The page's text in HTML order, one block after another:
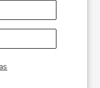
Frecuentes
reembolso
UNIVERSAL.